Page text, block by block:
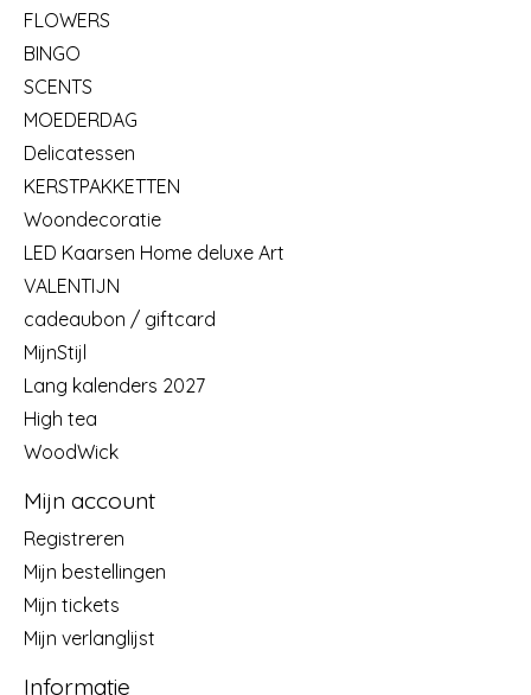
FLOWERS
BINGO
SCENTS
MOEDERDAG
Delicatessen
KERSTPAKKETTEN
Woondecoratie
LED Kaarsen Home deluxe Art
VALENTIJN
cadeaubon / giftcard
MijnStijl
Lang kalenders 2027
High tea
WoodWick
Mijn account
Registreren
Mijn bestellingen
Mijn tickets
Mijn verlanglijst
Informatie